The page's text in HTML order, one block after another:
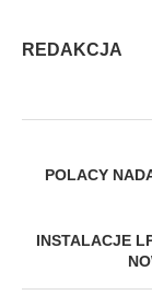
REDAKCJA
POLACY
INSTALACJE